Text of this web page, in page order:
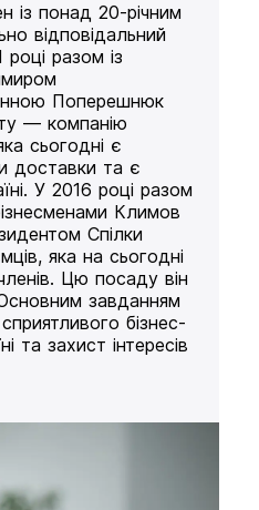
із понад 20-річним
відповідальний
разом із
Поперешнюк
— компанію
сьогодні є
доставки та є
У 2016 році разом
Климов
Спілки
яка на сьогодні
Цю посаду він
завданням
бізнес-
та захист інтересів